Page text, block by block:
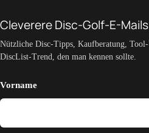
Cleverere Disc-Golf-E-
Nützliche Disc-Tipps, Kaufberatung,
DiscList-Trend, den man kennen sollte.
Vorname